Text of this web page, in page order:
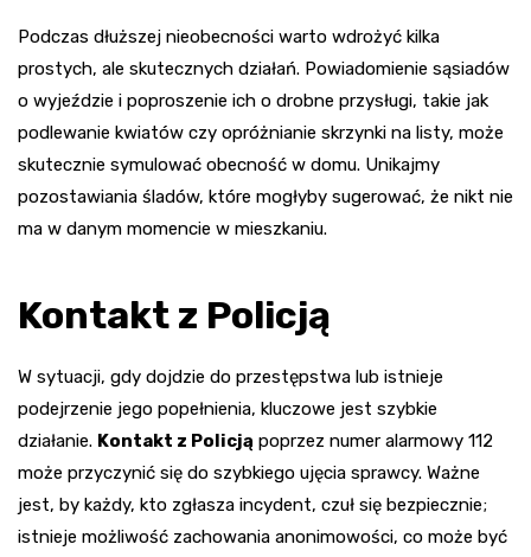
Podczas dłuższej nieobecności warto wdrożyć kilka
prostych, ale skutecznych działań. Powiadomienie sąsiadów
o wyjeździe i poproszenie ich o drobne przysługi, takie jak
podlewanie kwiatów czy opróżnianie skrzynki na listy, może
skutecznie symulować obecność w domu. Unikajmy
pozostawiania śladów, które mogłyby sugerować, że nikt nie
ma w danym momencie w mieszkaniu.
Kontakt z Policją
W sytuacji, gdy dojdzie do przestępstwa lub istnieje
podejrzenie jego popełnienia, kluczowe jest szybkie
działanie. Kontakt z Policją poprzez numer alarmowy 112
może przyczynić się do szybkiego ujęcia sprawcy. Ważne
jest, by każdy, kto zgłasza incydent, czuł się bezpiecznie;
istnieje możliwość zachowania anonimowości, co może być